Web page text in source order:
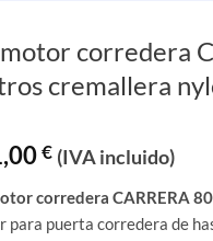
corredera
cremallera
€ (IVA incluido)
corredera CARRERA
para puerta corredera de